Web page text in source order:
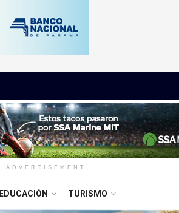
ADVERTISEMENT
EDUCACIÓN TURISMO